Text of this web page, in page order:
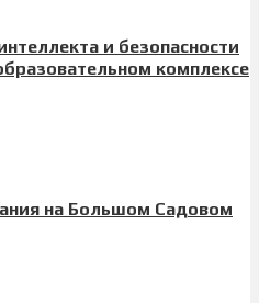
и безопасности
комплексе
на Большом Садовом